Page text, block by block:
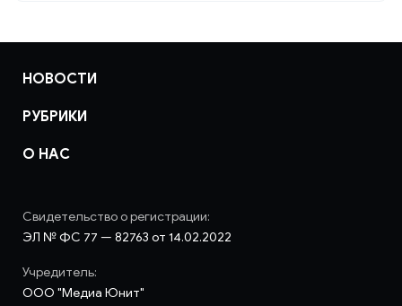
НОВОСТИ
РУБРИКИ
О НАС
Свидетельство о регистрации:
ЭЛ № ФС 77 — 82763 от 14.02.2022
Учредитель:
ООО "Медиа Юнит"